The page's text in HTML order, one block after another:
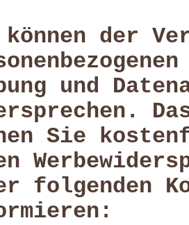
der
und
Sie
folgenden